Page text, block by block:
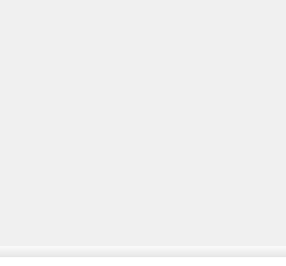
Taśmy malarskie dla